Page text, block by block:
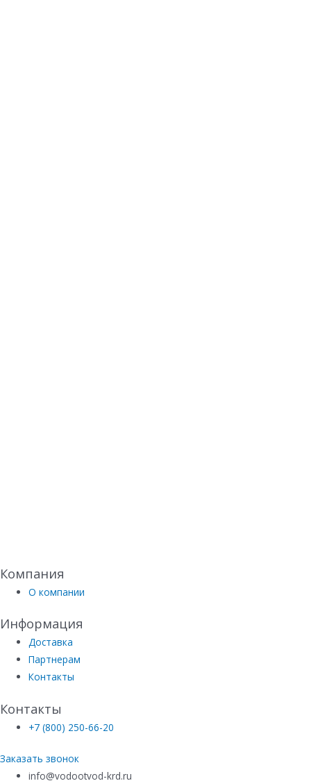
Компания
О компании
Информация
Доставка
Партнерам
Контакты
Контакты
+7 (800) 250-66-20
Заказать звонок
info@vodootvod-krd.ru